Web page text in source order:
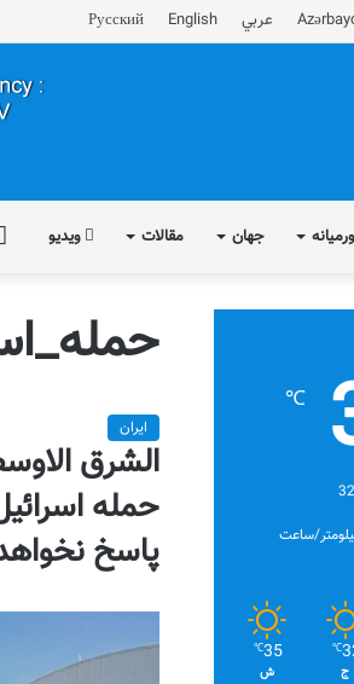
عربي English
Русский
جهان مقالات ویدیو
ایران
الشرق
حمله
پاسخ
℃
℃
ج
35
℃
ش